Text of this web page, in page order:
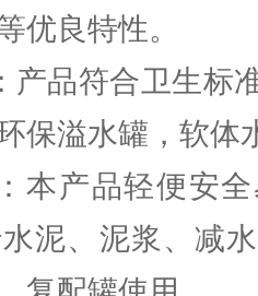
优良特性。
产品符合卫生标
保溢水罐，软体
本产品轻便安
泥、泥浆、减